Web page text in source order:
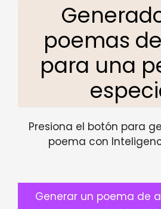
poemas
para una
Presiona el botón para
poema con
Generar un poema de